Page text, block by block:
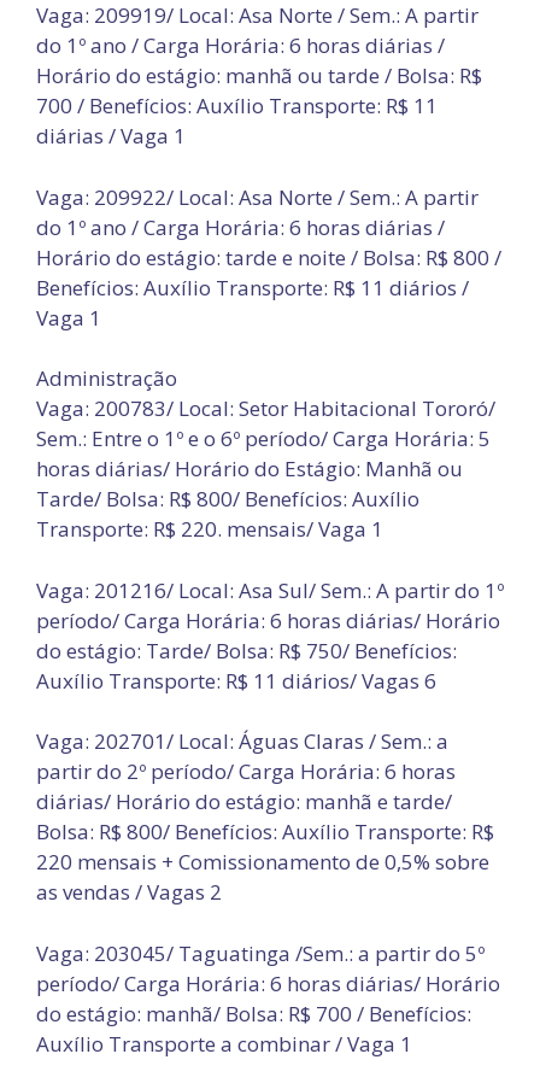
Vaga: 209919/ Local: Asa Norte / Sem.: A partir
do 1º ano / Carga Horária: 6 horas diárias /
Horário do estágio: manhã ou tarde / Bolsa: R$
700 / Benefícios: Auxílio Transporte: R$ 11
diárias / Vaga 1
Vaga: 209922/ Local: Asa Norte / Sem.: A partir
do 1º ano / Carga Horária: 6 horas diárias /
Horário do estágio: tarde e noite / Bolsa: R$ 800 /
Benefícios: Auxílio Transporte: R$ 11 diários /
Vaga 1
Administração
Vaga: 200783/ Local: Setor Habitacional Tororó/
Sem.: Entre o 1º e o 6º período/ Carga Horária: 5
horas diárias/ Horário do Estágio: Manhã ou
Tarde/ Bolsa: R$ 800/ Benefícios: Auxílio
Transporte: R$ 220. mensais/ Vaga 1
Vaga: 201216/ Local: Asa Sul/ Sem.: A partir do 1º
período/ Carga Horária: 6 horas diárias/ Horário
do estágio: Tarde/ Bolsa: R$ 750/ Benefícios:
Auxílio Transporte: R$ 11 diários/ Vagas 6
Vaga: 202701/ Local: Águas Claras / Sem.: a
partir do 2º período/ Carga Horária: 6 horas
diárias/ Horário do estágio: manhã e tarde/
Bolsa: R$ 800/ Benefícios: Auxílio Transporte: R$
220 mensais + Comissionamento de 0,5% sobre
as vendas / Vagas 2
Vaga: 203045/ Taguatinga /Sem.: a partir do 5º
período/ Carga Horária: 6 horas diárias/ Horário
do estágio: manhã/ Bolsa: R$ 700 / Benefícios:
Auxílio Transporte a combinar / Vaga 1